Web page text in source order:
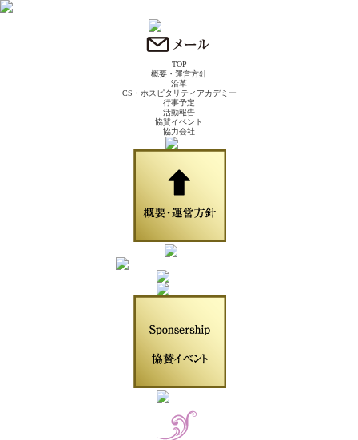
TOP
概要・運営方針
沿革
CS・ホスピタリティアカデミー
行事予定
活動報告
協賛イベント
協力会社